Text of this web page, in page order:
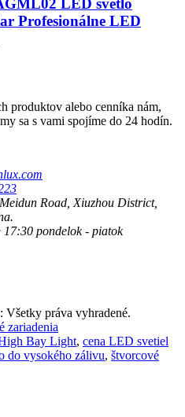
LED svetlo
Profesionálne LED
produktov alebo cenníka nám,
sa s vami spojíme do 24 hodín.
Road, Xiuzhou District,
17:30 pondelok - piatok
práva vyhradené.
zariadenia
Bay Light, cena LED svetiel
do vysokého zálivu, štvorcové